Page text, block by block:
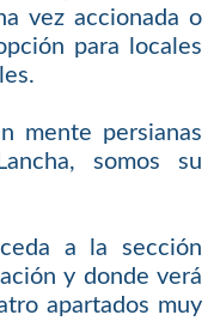
vez accionada o
para locales
mente persianas
somos su
a la sección
y donde verá
apartados muy